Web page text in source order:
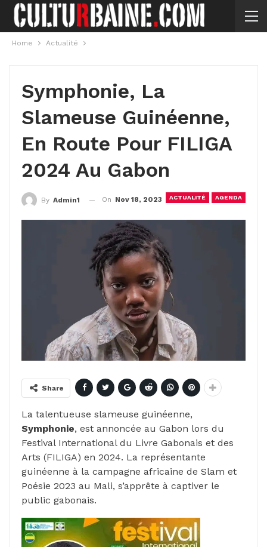
Home Actualité
Symphonie, La
Slameuse Guinéenne,
En Route Pour FILIGA
2024 Au Gabon
ACTUALITÉ AGENDA
By Admin1 On Nov 18, 2023
Share
La talentueuse slameuse guinéenne,
Symphonie, est annoncée au Gabon lors du
Festival International du Livre Gabonais et des
Arts (FILIGA) en 2024. La représentante
guinéenne à la campagne africaine de Slam et
Poésie 2023 au Mali, s’apprête à captiver le
public gabonais.